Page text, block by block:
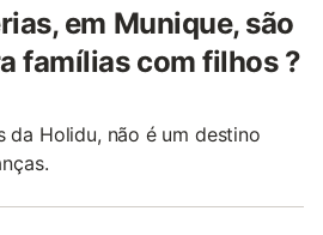
em Munique, são
famílias com filhos ?
da Holidu, não é um destino